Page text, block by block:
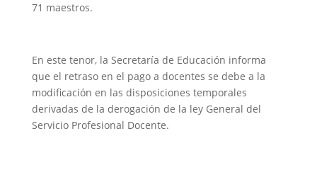
71 maestros.
En este tenor, la Secretaría de Educación informa
que el retraso en el pago a docentes se debe a la
modificación en las disposiciones temporales
derivadas de la derogación de la ley General del
Servicio Profesional Docente.